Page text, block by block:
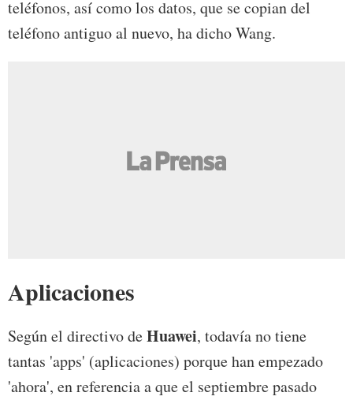
teléfonos, así como los datos, que se copian del
teléfono antiguo al nuevo, ha dicho Wang.
Aplicaciones
Según el directivo deHuawei, todavía no tiene
tantas 'apps' (aplicaciones) porque han empezado
'ahora', en referencia a que el septiembre pasado